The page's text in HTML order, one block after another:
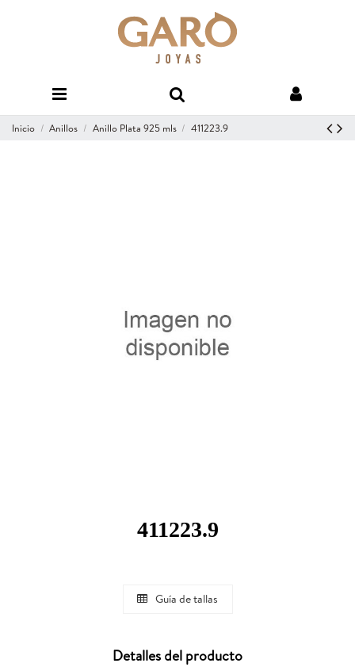
Inicio Anillos Anillo Plata 925 mls 411223.9
411223.9
Guía de tallas
Detalles del producto